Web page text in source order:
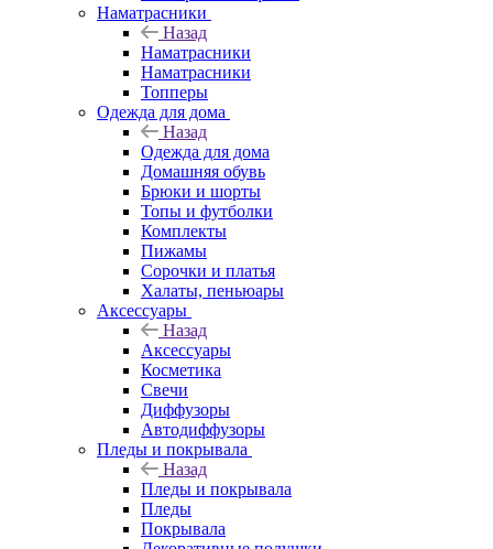
Наматрасники
Назад
Наматрасники
Наматрасники
Топперы
Одежда для дома
Назад
Одежда для дома
Домашняя обувь
Брюки и шорты
Топы и футболки
Комплекты
Пижамы
Сорочки и платья
Халаты, пеньюары
Аксессуары
Назад
Аксессуары
Косметика
Свечи
Диффузоры
Автодиффузоры
Пледы и покрывала
Назад
Пледы и покрывала
Пледы
Покрывала